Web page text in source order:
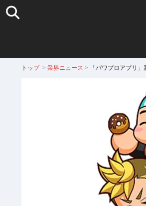
トップ > 業界ニュース > 「パワプロアプリ